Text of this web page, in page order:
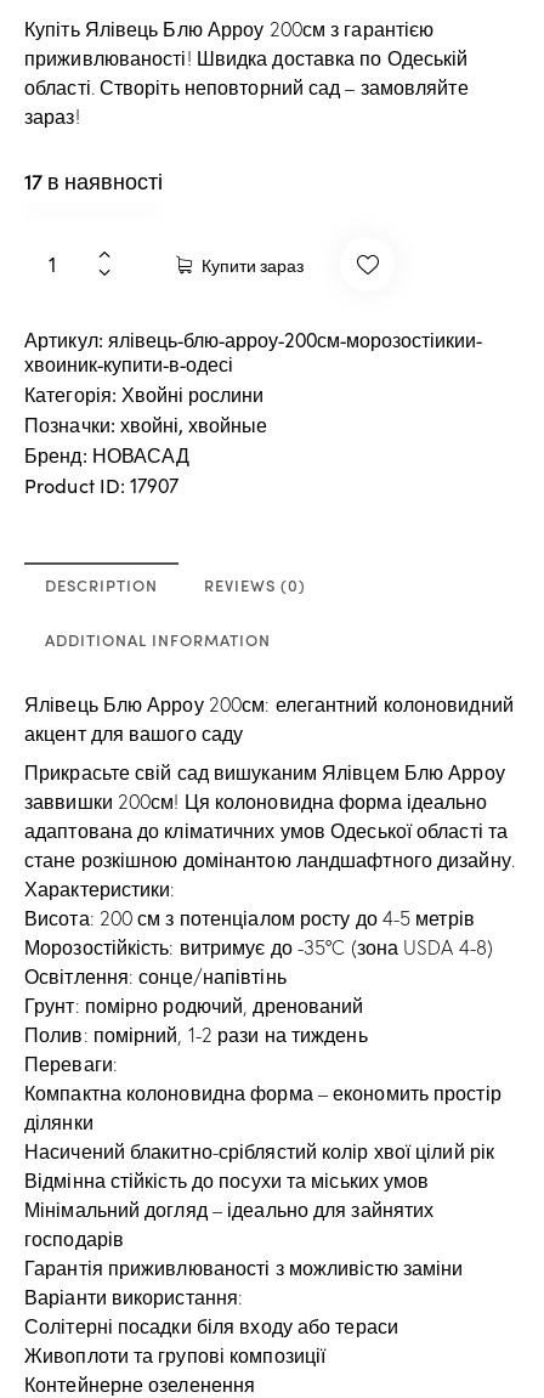
Купіть Ялівець Блю Арроу 200см з гарантією
приживлюваності! Швидка доставка по Одеській
області. Створіть неповторний сад – замовляйте
зараз!
17 в наявності
Купити зараз
Артикул: ялівець-блю-арроу-200см-морозостіикии-
хвоиник-купити-в-одесі
Категорія:Хвойні рослини
Позначки: хвойні,хвойные
Бренд: НОВАСАД
Product ID:17907
DESCRIPTION REVIEWS (0)
ADDITIONAL INFORMATION
Ялівець Блю Арроу 200см: елегантний колоновидний
акцент для вашого саду
Прикрасьте свій сад вишуканим Ялівцем Блю Арроу
заввишки 200см! Ця колоновидна форма ідеально
адаптована до кліматичних умов Одеської області та
стане розкішною домінантою ландшафтного дизайну.
Характеристики:
Висота: 200 см з потенціалом росту до 4-5 метрів
Морозостійкість: витримує до -35°C (зона USDA 4-8)
Освітлення: сонце/напівтінь
Грунт: помірно родючий, дренований
Полив: помірний, 1-2 рази на тиждень
Переваги:
Компактна колоновидна форма – економить простір
ділянки
Насичений блакитно-сріблястий колір хвої цілий рік
Відмінна стійкість до посухи та міських умов
Мінімальний догляд – ідеально для зайнятих
господарів
Гарантія приживлюваності з можливістю заміни
Варіанти використання:
Солітерні посадки біля входу або тераси
Живоплоти та групові композиції
Контейнерне озеленення